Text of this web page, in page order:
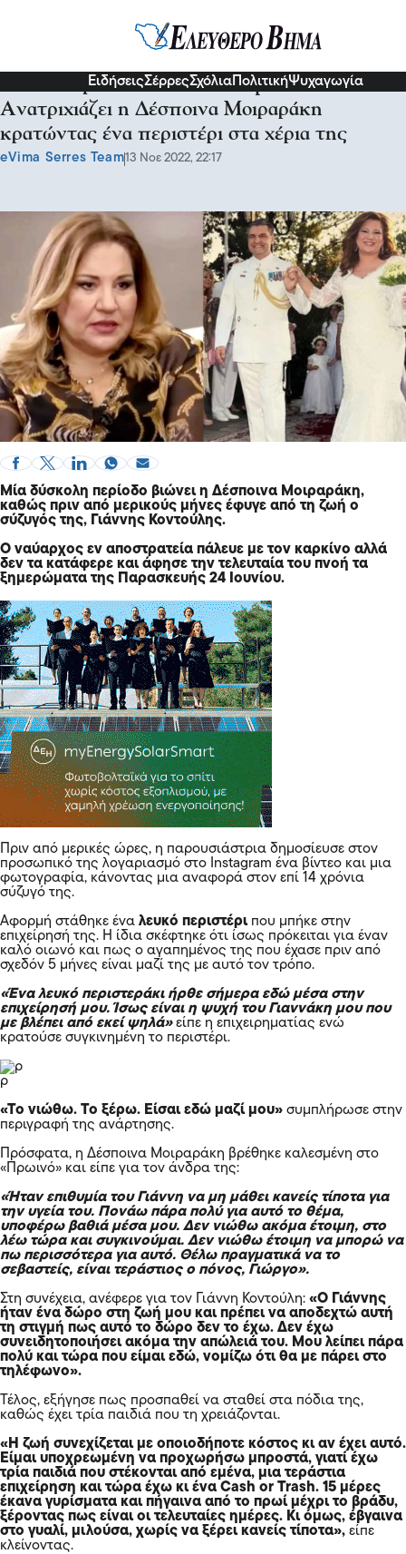
ΕιδήσειςΣέρρεςΣχόλια ΠολιτικήΨυχαγωγία
«Είναι η ψυχή του Γιαννάκη μου»:
Ανατριχιάζει η Δέσποινα Μοιραράκη
κρατώντας ένα περιστέρι στα χέρια της
eVima Serres Team13 Νοε 2022, 22:17
Μία δύσκολη περίοδο βιώνει η Δέσποινα Μοιραράκη,
καθώς πριν από μερικούς μήνες έφυγε από τη ζωή ο
σύζυγός της, Γιάννης Κοντούλης.
Ο ναύαρχος εν αποστρατεία πάλευε με τον καρκίνο αλλά
δεν τα κατάφερε και άφησε την τελευταία του πνοή τα
ξημερώματα της Παρασκευής 24 Ιουνίου.
Πριν από μερικές ώρες, η παρουσιάστρια δημοσίευσε στον
προσωπικό της λογαριασμό στο Instagram ένα βίντεο και μια
φωτογραφία, κάνοντας μια αναφορά στον επί 14 χρόνια
σύζυγό της.
Αφορμή στάθηκε ένα λευκό περιστέριπου μπήκε στην
επιχείρησή της. Η ίδια σκέφτηκε ότι ίσως πρόκειται για έναν
καλό οιωνό και πως ο αγαπημένος της που έχασε πριν από
σχεδόν 5 μήνες είναι μαζί της με αυτό τον τρόπο.
«Ένα λευκό περιστεράκι ήρθε σήμερα εδώ μέσα στην
επιχείρησή μου. Ίσως είναι η ψυχή του Γιαννάκη μου που
με βλέπει από εκεί ψηλά»είπε η επιχειρηματίας ενώ
κρατούσε συγκινημένη το περιστέρι.
ρ
«Το νιώθω. Το ξέρω. Είσαι εδώ μαζί μου» συμπλήρωσε στην
περιγραφή της ανάρτησης.
Πρόσφατα, η Δέσποινα Μοιραράκη βρέθηκε καλεσμένη στο
«Πρωινό» και είπε για τον άνδρα της:
«Ήταν επιθυμία του Γιάννη να μη μάθει κανείς τίποτα για
την υγεία του. Πονάω πάρα πολύ για αυτό το θέμα,
υποφέρω βαθιά μέσα μου. Δεν νιώθω ακόμα έτοιμη, στο
λέω τώρα και συγκινούμαι. Δεν νιώθω έτοιμη να μπορώ να
πω περισσότερα για αυτό. Θέλω πραγματικά να το
σεβαστείς, είναι τεράστιος ο πόνος, Γιώργο».
Στη συνέχεια, ανέφερε για τον Γιάννη Κοντούλη: «Ο Γιάννης
ήταν ένα δώρο στη ζωή μου και πρέπει να αποδεχτώ αυτή
τη στιγμή πως αυτό το δώρο δεν το έχω. Δεν έχω
συνειδητοποιήσει ακόμα την απώλειά του. Μου λείπει πάρα
πολύ και τώρα που είμαι εδώ, νομίζω ότι θα με πάρει στο
τηλέφωνο».
Τέλος, εξήγησε πως προσπαθεί να σταθεί στα πόδια της,
καθώς έχει τρία παιδιά που τη χρειάζονται.
«Η ζωή συνεχίζεται με οποιοδήποτε κόστος κι αν έχει αυτό.
Είμαι υποχρεωμένη να προχωρήσω μπροστά, γιατί έχω
τρία παιδιά που στέκονται από εμένα, μια τεράστια
επιχείρηση και τώρα έχω κι ένα Cash or Trash. 15 μέρες
έκανα γυρίσματα και πήγαινα από το πρωί μέχρι το βράδυ,
ξέροντας πως είναι οι τελευταίες ημέρες. Κι όμως, έβγαινα
στο γυαλί, μιλούσα, χωρίς να ξέρει κανείς τίποτα», είπε
κλείνοντας.